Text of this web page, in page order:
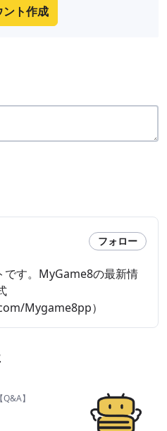
ント作成
フォロー
す。MyGame8の最新情
Mygame8pp）
】